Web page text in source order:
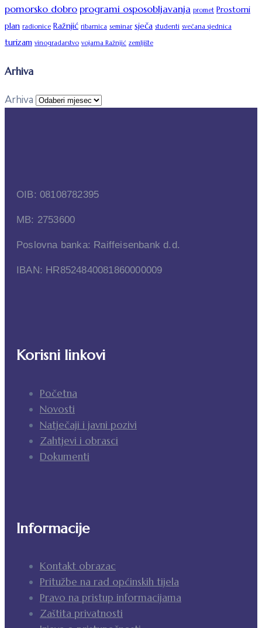
pomorsko dobroprogrami osposobljavanja promet Prostorni
plan radionice Ražnjić ribarnica seminar sječa studenti svečana sjednica
turizam vinogradarstvo vojarna Ražnjić zemljište
Arhiva
Arhiva
OIB: 08108782395
MB: 2753600
Poslovna banka: Raiffeisenbank d.d.
IBAN: HR8524840081860000009
Korisni linkovi
Početna
Novosti
Natječaji i javni pozivi
Zahtjevi i obrasci
Dokumenti
Informacije
Kontakt obrazac
Pritužbe na rad općinskih tijela
Pravo na pristup informacijama
Zaštita privatnosti